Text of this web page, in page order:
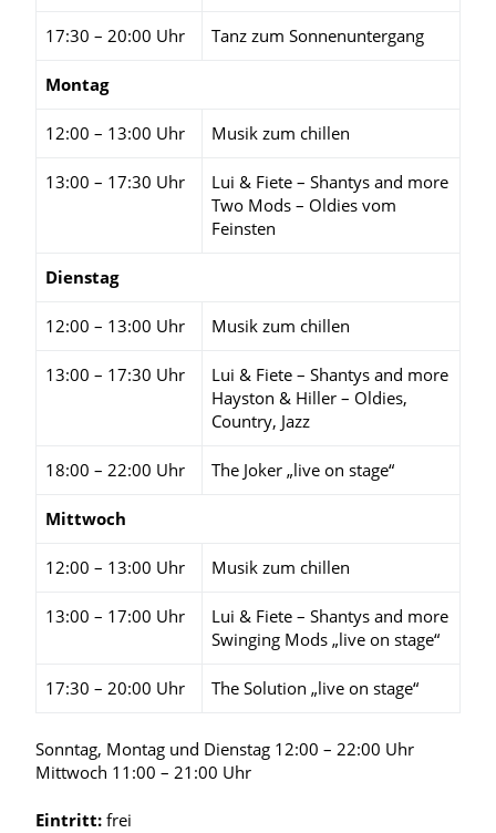
17:30 – 20:00 Uhr Tanz zum Sonnenuntergang
Montag
12:00 – 13:00 Uhr Musik zum chillen
13:00 – 17:30 Uhr
Lui & Fiete – Shantys and more
Two Mods – Oldies vom
Feinsten
Dienstag
12:00 – 13:00 Uhr Musik zum chillen
13:00 – 17:30 Uhr
Lui & Fiete – Shantys and more
Hayston & Hiller – Oldies,
Country, Jazz
18:00 – 22:00 Uhr The Joker „live on stage“
Mittwoch
12:00 – 13:00 Uhr Musik zum chillen
13:00 – 17:00 Uhr
Lui & Fiete – Shantys and more
Swinging Mods „live on stage“
17:30 – 20:00 Uhr The Solution „live on stage“
Sonntag, Montag und Dienstag 12:00 – 22:00 Uhr
Mittwoch 11:00 – 21:00 Uhr
Eintritt: frei